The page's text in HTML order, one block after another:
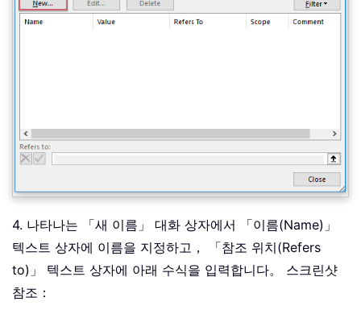
4. 나타나는 「새 이름」 대화 상자에서 「이름(Name)」
텍스트 상자에 이름을 지정하고， 「참조 위치(Refers
to)」 텍스트 상자에 아래 수식을 입력합니다。 스크린샷
참조：